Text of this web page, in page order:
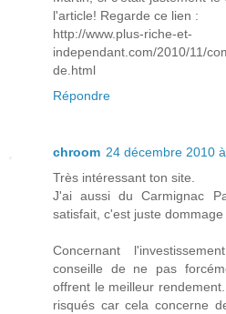
l'article! Regarde ce lien :
http://www.plus-riche-et-
independant.com/2010/11/
de.html
Répondre
chroom 24 décembre 2010
Très intéressant ton site.
J'ai aussi du Carmignac
satisfait, c'est juste dommage
Concernant
conseille de ne pas
offrent le meilleur
risqués car cela concerne